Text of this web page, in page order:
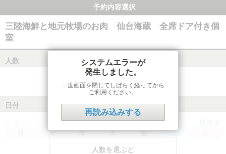
予約内容選択
三陸海鮮と地元牧場のお肉 仙台海蔵 全席ドア付き個
室
人数
日付
火 水 木 金 土
人数を選ぶと
システムエラーが
発生しました。
一度画面を閉じてしばらく経ってから
ご利用ください。
再読み込みする